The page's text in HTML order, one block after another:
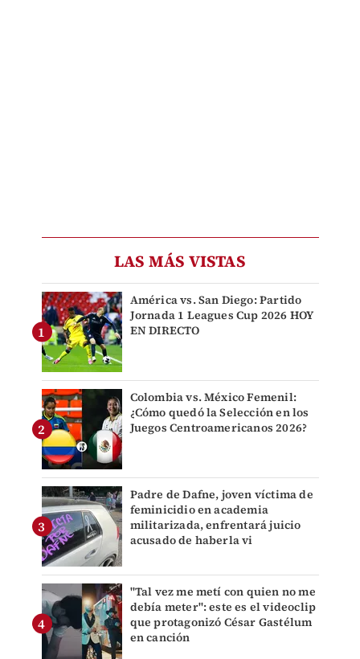
LAS MÁS VISTAS
América vs. San Diego: Partido
Jornada 1 Leagues Cup 2026 HOY
EN DIRECTO
Colombia vs. México Femenil:
¿Cómo quedó la Selección en los
Juegos Centroamericanos 2026?
Padre de Dafne, joven víctima de
feminicidio en academia
militarizada, enfrentará juicio
acusado de haberla vi
"Tal vez me metí con quien no me
debía meter": este es el videoclip
que protagonizó César Gastélum
en canción